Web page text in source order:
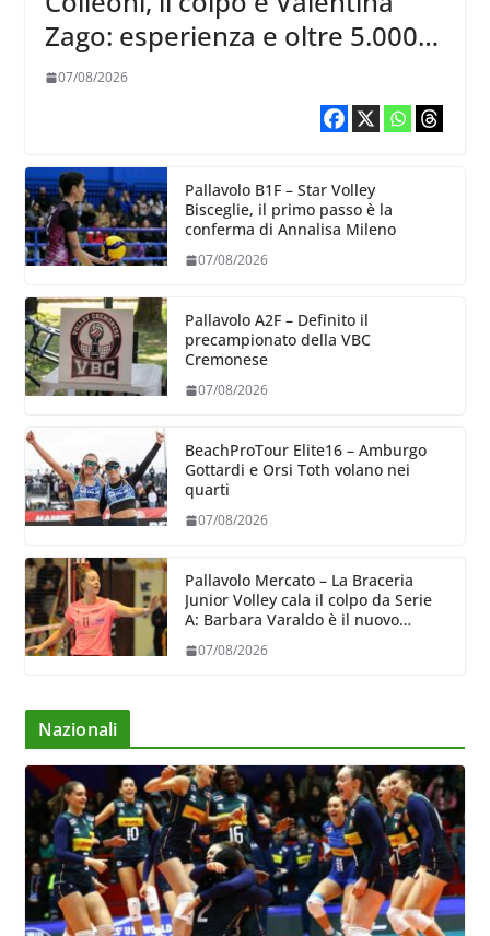
Zago: esperienza e oltre 5.000
punti al servizio di Trescore
07/08/2026
Pallavolo B1F – Star Volley
Bisceglie, il primo passo è la
conferma di Annalisa Mileno
07/08/2026
Pallavolo A2F – Definito il
precampionato della VBC
Cremonese
07/08/2026
BeachProTour Elite16 – Amburgo
Gottardi e Orsi Toth volano nei
quarti
07/08/2026
Pallavolo Mercato – La Braceria
Junior Volley cala il colpo da Serie
A: Barbara Varaldo è il nuovo
07/08/2026
Nazionali